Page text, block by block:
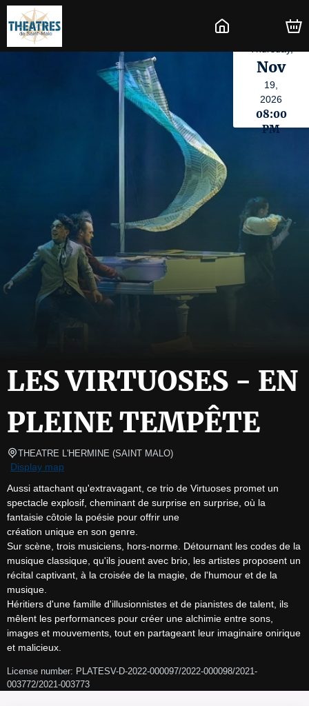
Nov
19,
2026
08:00
PM
LES VIRTUOSES - EN
PLEINE TEMPÊTE
THEATRE L'HERMINE (SAINT MALO)
Display map
Aussi attachant qu'extravagant, ce trio de Virtuoses promet un
spectacle explosif, cheminant de surprise en surprise, où la
fantaisie côtoie la poésie pour offrir une
création unique en son genre.
Sur scène, trois musiciens, hors-norme. Détournant les codes de la
musique classique, qu'ils jouent avec brio, les artistes proposent un
récital captivant, à la croisée de la magie, de l'humour et de la
musique.
Héritiers d'une famille d'illusionnistes et de pianistes de talent, ils
mêlent les performances pour créer une alchimie entre sons,
images et mouvements, tout en partageant leur imaginaire onirique
et malicieux.
License number: PLATESV-D-2022-000097/2022-000098/2021-
003772/2021-003773